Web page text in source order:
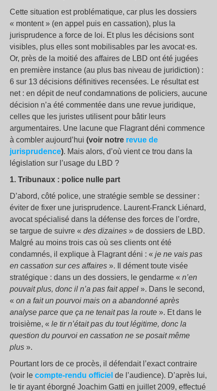
Cette situation est problématique, car plus les dossiers
« montent » (en appel puis en cassation), plus la
jurisprudence a force de loi. Et plus les décisions sont
visibles, plus elles sont mobilisables par les avocat·es.
Or, près de la moitié des affaires de LBD ont été jugées
en première instance (au plus bas niveau de juridiction) :
6 sur 13 décisions définitives recensées. Le résultat est
net : en dépit de neuf condamnations de policiers, aucune
décision n’a été commentée dans une revue juridique,
celles que les juristes utilisent pour bâtir leurs
argumentaires. Une lacune que Flagrant déni commence
à combler aujourd’hui (voir notre revue de
jurisprudence). Mais alors, d’où vient ce trou dans la
législation sur l’usage du LBD ?
1. Tribunaux : police nulle part
D’abord, côté police, une stratégie semble se dessiner :
éviter de fixer une jurisprudence. Laurent-Franck Liénard,
avocat spécialisé dans la défense des forces de l’ordre,
se targue de suivre « des dizaines » de dossiers de LBD.
Malgré au moins trois cas où ses clients ont été
condamnés, il explique à Flagrant déni : « je ne vais pas
en cassation sur ces affaires ». Il dément toute visée
stratégique : dans un des dossiers, le gendarme « n’en
pouvait plus, donc il n’a pas fait appel ». Dans le second,
« on a fait un pourvoi mais on a abandonné après
analyse parce que ça ne tenait pas la route ». Et dans le
troisième, « le tir n’était pas du tout légitime, donc la
question du pourvoi en cassation ne se posait même
plus ».
Pourtant lors de ce procès, il défendait l’exact contraire
(voir le compte-rendu officiel de l’audience). D’après lui,
le tir ayant éborgné Joachim Gatti en juillet 2009, effectué